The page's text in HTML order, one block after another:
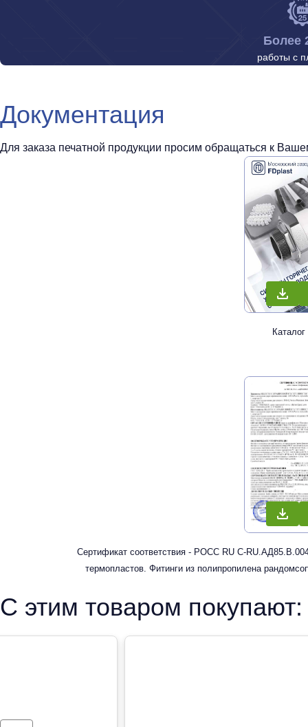
Более
работы с
Документация
Для заказа печатной продукции просим обращаться к
Сертификат соответствия - РОСС RU С-
термопластов. Фитинги из полипропилена
С этим товаром покупают: